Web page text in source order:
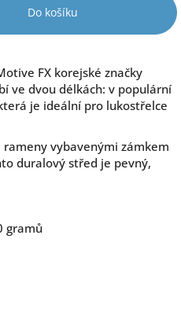
Do košíku
FX korejské značky
ve dvou délkách: v populární
je ideální pro lukostřelce
vybavenými zámkem
duralový střed je pevný,
gramů